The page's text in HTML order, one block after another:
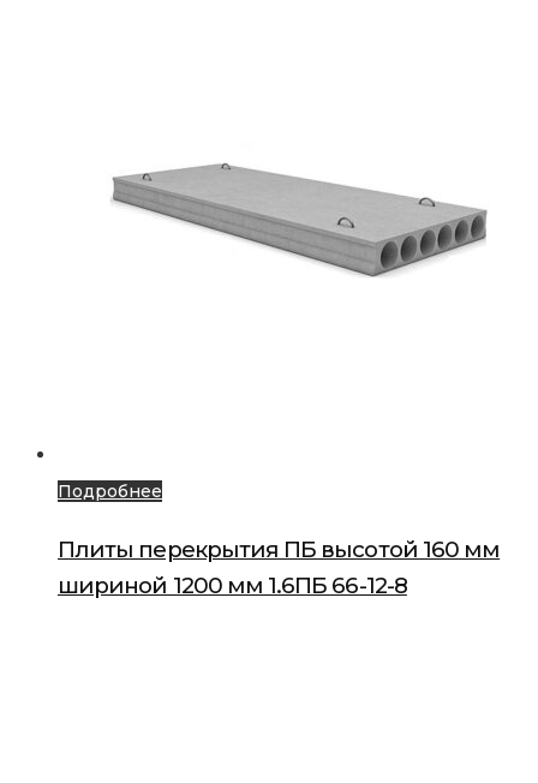
Подробнее
Плиты перекрытия ПБ высотой 160 мм
шириной 1200 мм 1.6ПБ 66-12-8